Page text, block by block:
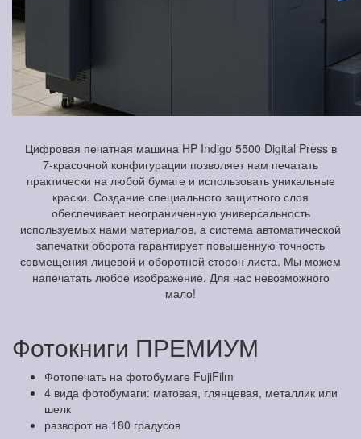
Цифровая печатная машина HP Indigo 5500 Digital Press в
7-красочной конфигурации позволяет нам печатать
практически на любой бумаге и использовать уникальные
краски. Создание специального защитного слоя
обеспечивает неограниченную универсальность
используемых нами материалов, а система автоматической
запечатки оборота гарантирует повышенную точность
совмещения лицевой и оборотной сторон листа. Мы можем
напечатать любое изображение. Для нас невозможного
мало!
Фотокниги ПРЕМИУМ
Фотопечать на фотобумаге FujiFilm
4 вида фотобумаги: матовая, глянцевая, металлик или
шелк
разворот на 180 градусов